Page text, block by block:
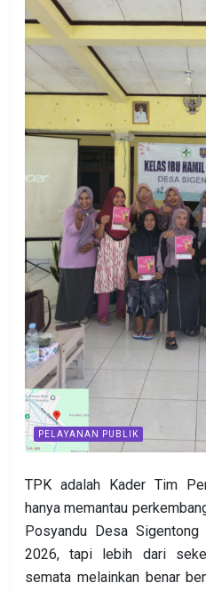
PELAYANAN PUBLIK
TPK adalah Kader Tim
hanya memantau
Posyandu Desa
2026, tapi lebih dari
semata melainkan benar